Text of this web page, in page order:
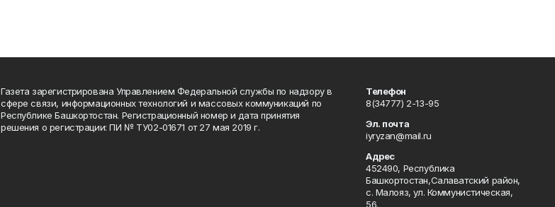
Газета зарегистрирована Управлением Федеральной службы по надзору в
сфере связи, информационных технологий и массовых коммуникаций по
Республике Башкортостан. Регистрационный номер и дата принятия
решения о регистрации: ПИ № ТУ02-01671 от 27 мая 2019 г.
Телефон
8(34777) 2-13-95
Эл. почта
iyryzan@mail.ru
Адрес
452490, Республика
Башкортостан,Салаватский район,
с. Малояз, ул. Коммунистическая,
56.